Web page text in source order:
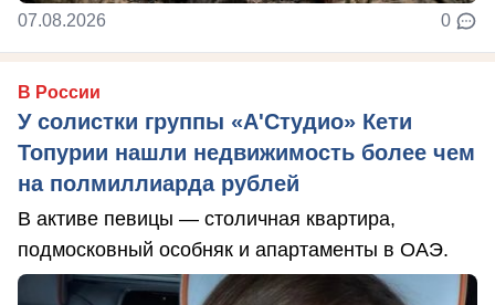
07.08.2026 0
В России
У солистки группы «А'Студио» Кети
Топурии нашли недвижимость более чем
на полмиллиарда рублей
В активе певицы — столичная квартира,
подмосковный особняк и апартаменты в ОАЭ.